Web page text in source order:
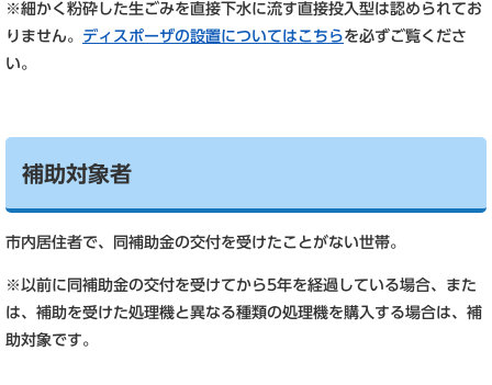
※細かく粉砕した生ごみを直接下水に流す直接投入型は認められてお
りません。 ディスポーザの設置についてはこちらを必ずご覧くださ
い。
補助対象者
市内居住者で、同補助金の交付を受けたことがない世帯。
※以前に同補助金の交付を受けてから5年を経過している場合、また
は、補助を受けた処理機と異なる種類の処理機を購入する場合は、補
助対象です。